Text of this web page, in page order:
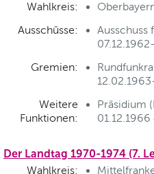
Wahlkreis:
Ausschüsse:
Ausschuss
Gremien:
Weitere
Funktionen:
Präsidium
Der Landtag 1970-1974 (7.
Wahlkreis: